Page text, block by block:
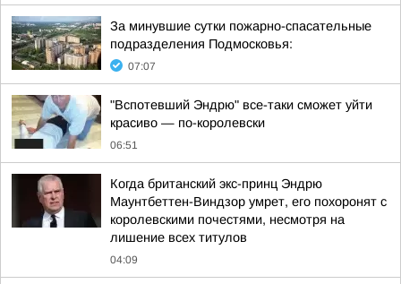
За минувшие сутки пожарно-спасательные
подразделения Подмосковья:
07:07
"Вспотевший Эндрю" все-таки сможет уйти
красиво — по-королевски
06:51
Когда британский экс-принц Эндрю
Маунтбеттен-Виндзор умрет, его похоронят с
королевскими почестями, несмотря на
лишение всех титулов
04:09